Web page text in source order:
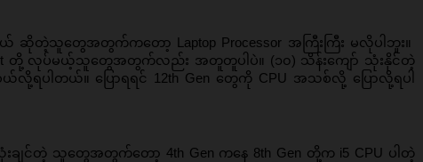
ယ် ဆိုတဲ့သူတွေအတွက်ကတော့ Laptop Processor အကြီးကြီး မလိုပါဘူး။
တို့ လုပ်မယ့်သူတွေအတွက်လည်း အတူတူပါပဲ။ (၁၀) သိန်းကျော် သုံးနိုင်တဲ့
လို့ရပါတယ်။ ပြောရရင် 12th Gen တွေကို CPU အသစ်လို့ ပြောလို့ရပါ
းချင်တဲ့ သူတွေအတွက်တော့ 4th Gen ကနေ 8th Gen တို့က i5 CPU ပါတဲ့